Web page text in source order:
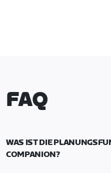
FAQ
WAS IST DIE
COMPANION?